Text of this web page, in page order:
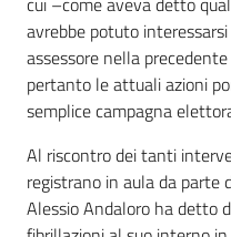
avrebbe potuto
assessore nella
pertanto le attuali azioni
semplice campagna
Al riscontro dei tanti
registrano in aula da parte
Alessio Andaloro ha detto